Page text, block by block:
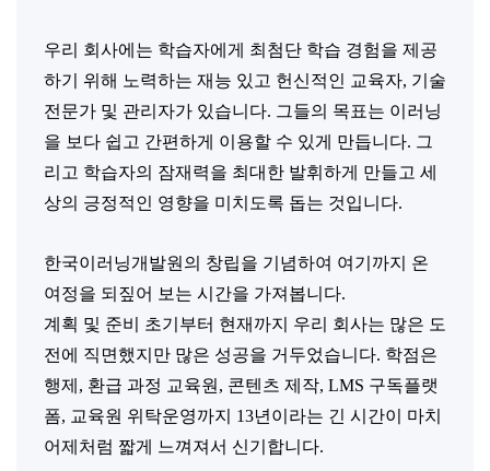
우리 회사에는 학습자에게 최첨단 학습 경험을 제공
하기 위해 노력하는 재능 있고 헌신적인 교육자, 기술
전문가 및 관리자가 있습니다. 그들의 목표는 이러닝
을 보다 쉽고 간편하게 이용할 수 있게 만듭니다. 그
리고 학습자의 잠재력을 최대한 발휘하게 만들고 세
상의 긍정적인 영향을 미치도록 돕는 것입니다.
한국이러닝개발원의 창립을 기념하여 여기까지 온
여정을 되짚어 보는 시간을 가져봅니다.
계획 및 준비 초기부터 현재까지 우리 회사는 많은 도
전에 직면했지만 많은 성공을 거두었습니다. 학점은
행제, 환급 과정 교육원, 콘텐츠 제작, LMS 구독플랫
폼, 교육원 위탁운영까지 13년이라는 긴 시간이 마치
어제처럼 짧게 느껴져서 신기합니다.